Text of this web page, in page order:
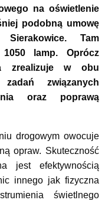
na oświetlenie
podobną umowę
Tam
lamp. Oprócz
zrealizuje w obu
związanych
oraz poprawą
drogowym owocuje
opraw. Skuteczność
jest efektywnością
innego jak fizyczna
świetlnego